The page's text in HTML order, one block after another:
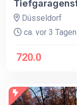
Düsseldorf
ca. vor 3 Tagen
720.0